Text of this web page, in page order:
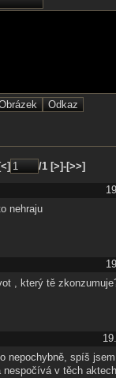
/1 [>]-[>>]
nehraju
, který tě
nepochybně, spíš
nespočívá v těch